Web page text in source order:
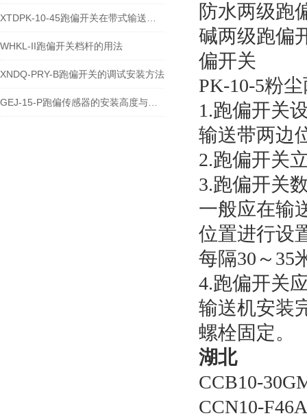
WHKL-II跑偏开关档杆的用法
XNDQ-PRY-B跑偏开关的调试安装方法
防水两级跑
碱两级跑偏
偏开关
PK-10-5粉
1.跑偏开关
输送带两边
2.跑偏开关
3.跑偏开关
一般应在输
位置进行设
每隔30～35
4.跑偏开关
输送机安装
螺栓固定。
湖北
CCB10-
CCN10-